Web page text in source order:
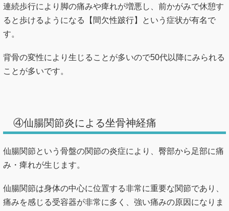
連続歩行により脚の痛みや痺れが増悪し、前かがみで休憩す
ると歩けるようになる【間欠性跛行】という症状が有名で
す。
背骨の変性により生じることが多いので50代以降にみられる
ことが多いです。
④仙腸関節炎による坐骨神経痛
仙腸関節という骨盤の関節の炎症により、臀部から足部に痛
み・痺れが生じます。
仙腸関節は身体の中心に位置する非常に重要な関節であり、
痛みを感じる受容器が非常に多く、強い痛みの原因になりま